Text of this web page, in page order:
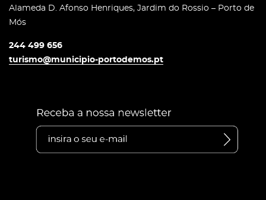
Alameda D. Afonso Henriques, Jardim do Rossio – Porto de
Mós
244 499 656
turismo@municipio-portodemos.pt